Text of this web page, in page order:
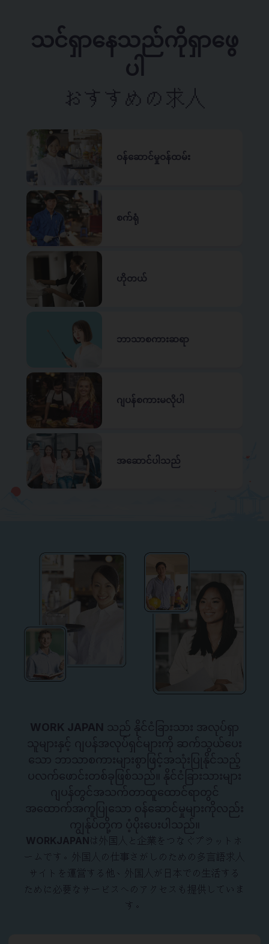
သင်ရှာနေသည်ကိုရှာဖွေ
ပါ
おすすめの求人
ဝန်ဆောင်မှုဝန်ထမ်း
စက်ရုံ
ဟိုတယ်
ဘာသာစကားဆရာ
ဂျပန်စကားမလိုပါ
အဆောင်ပါသည်
WORK JAPAN သည် နိုင်ငံခြားသား အလုပ်ရှာ
သူများနှင့် ဂျပန်အလုပ်ရှင်များကို ဆက်သွယ်ပေး
သော ဘာသာစကားများစွာဖြင့်အသုံးပြုနိုင်သည့်
ပလက်ဖောင်းတစ်ခုဖြစ်သည်။ နိုင်ငံခြားသားများ
ဂျပန်တွင်အသက်တာထူထောင်ရာတွင်
အထောက်အကူပြုသော ဝန်ဆောင်မှုများကိုလည်း
ကျွန်ုပ်တို့က ပံ့ပိုးပေးပါသည်။
WORKJAPANは外国人と企業をつなぐプラットホ
ームです。外国人の仕事さがしのための多言語求人
サイトを運営する他、外国人が日本での生活する
ために必要なサービスへのアクセスも提供していま
す。